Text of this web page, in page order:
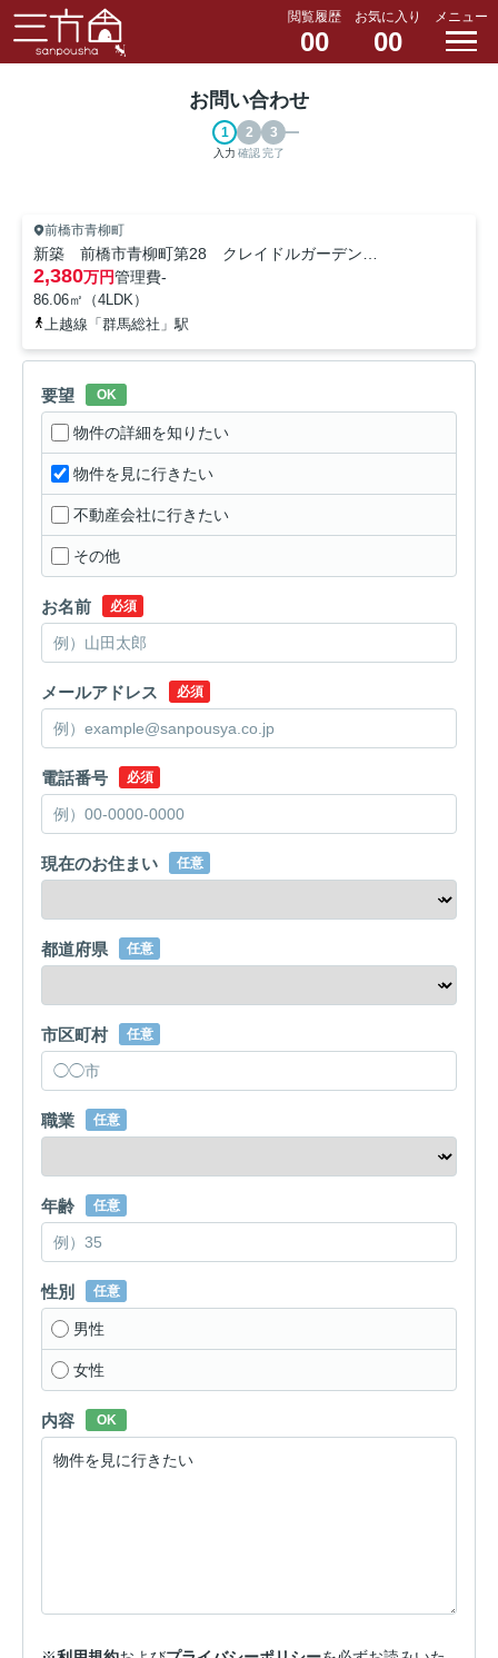
閲覧履歴
00
お気に入り
00
メニュー
お問い合わせ
入力 確認完了
前橋市青柳町
新築 前橋市青柳町第28 クレイドルガーデン 2号棟
2,380万円管理費-
86.06㎡（4LDK）
上越線「群馬総社」駅
要望 OK
物件の詳細を知りたい
物件を見に行きたい
不動産会社に行きたい
その他
お名前 必須
メールアドレス 必須
電話番号 必須
現在のお住まい 任意
都道府県 任意
市区町村 任意
職業 任意
年齢 任意
性別 任意
男性
女性
内容 OK